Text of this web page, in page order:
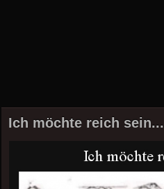
Ich möchte reich sein...